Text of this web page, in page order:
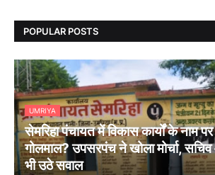
POPULAR POSTS
UMRIYA
सेमरिहा पंचायत में विकास कार्यों के नाम
गोलमाल? उपसरपंच ने खोला मोर्चा,
भी उठे सवाल